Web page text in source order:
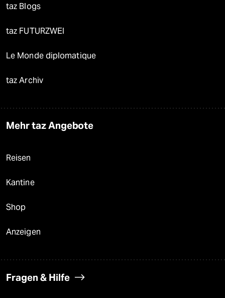
taz Blogs
taz FUTURZWEI
Le Monde diplomatique
taz Archiv
Mehr taz Angebote
Reisen
Kantine
Shop
Anzeigen
Fragen & Hilfe